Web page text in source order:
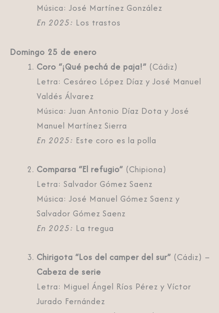
Música: José Martínez González
En 2025: Los trastos
Domingo 25 de enero
Coro “¡Qué pechá de paja!” (Cádiz)
Letra: Cesáreo López Díaz y José Manuel
Valdés Álvarez
Música: Juan Antonio Díaz Dota y José
Manuel Martínez Sierra
En 2025: Este coro es la polla
Comparsa “El refugio” (Chipiona)
Letra: Salvador Gómez Saenz
Música: José Manuel Gómez Saenz y
Salvador Gómez Saenz
En 2025: La tregua
Chirigota “Los del camper del sur” (Cádiz) –
Cabeza de serie
Letra: Miguel Ángel Ríos Pérez y Víctor
Jurado Fernández